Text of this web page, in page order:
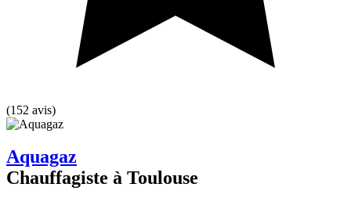
(152 avis)
Aquagaz
Chauffagiste à Toulouse